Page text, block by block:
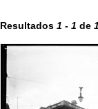
Resultados 1 - 1 de 1